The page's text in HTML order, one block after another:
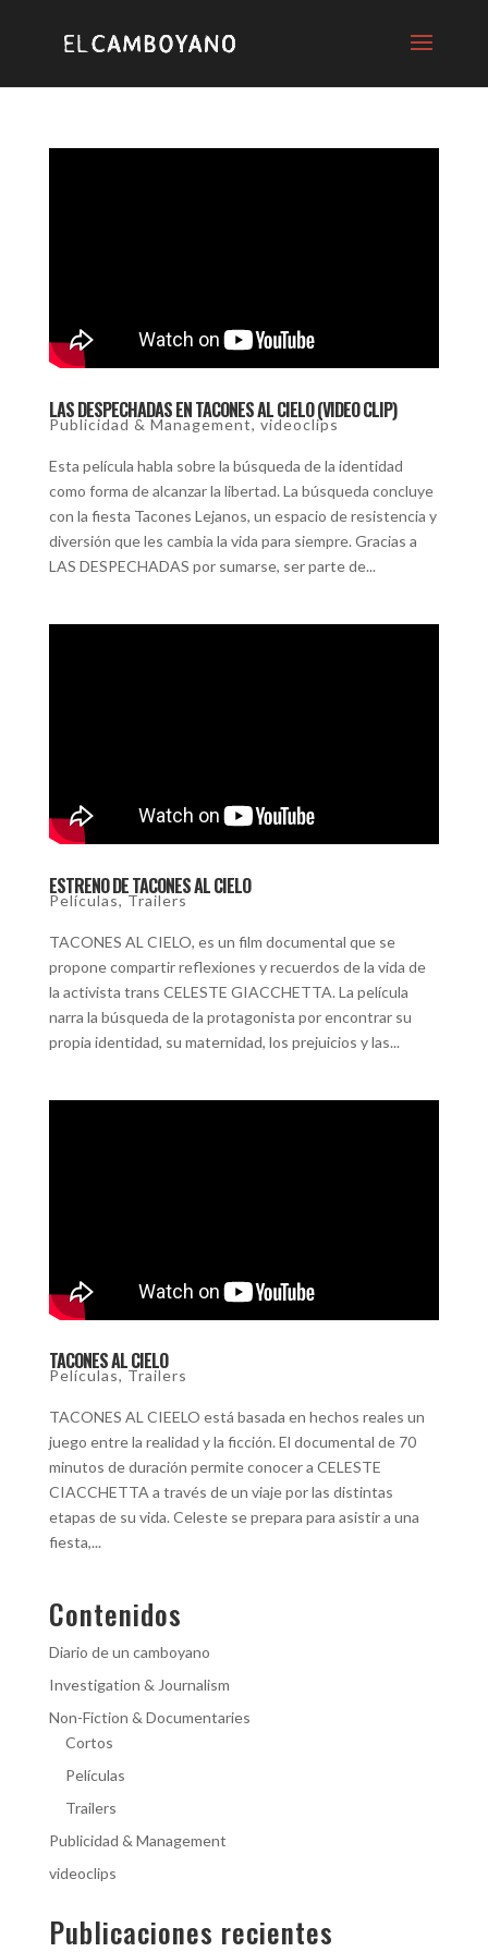
LAS DESPECHADAS EN TACONES AL CIELO (VIDEO CLIP)
Publicidad & Management, videoclips
Esta película habla sobre la búsqueda de la identidad
como forma de alcanzar la libertad. La búsqueda concluye
con la fiesta Tacones Lejanos, un espacio de resistencia y
diversión que les cambia la vida para siempre. Gracias a
LAS DESPECHADAS por sumarse, ser parte de...
ESTRENO DE TACONES AL CIELO
Películas, Trailers
TACONES AL CIELO, es un film documental que se
propone compartir reflexiones y recuerdos de la vida de
la activista trans CELESTE GIACCHETTA. La película
narra la búsqueda de la protagonista por encontrar su
propia identidad, su maternidad, los prejuicios y las...
TACONES AL CIELO
Películas, Trailers
TACONES AL CIEELO está basada en hechos reales un
juego entre la realidad y la ficción. El documental de 70
minutos de duración permite conocer a CELESTE
CIACCHETTA a través de un viaje por las distintas
etapas de su vida. Celeste se prepara para asistir a una
fiesta,...
Contenidos
Diario de un camboyano
Investigation & Journalism
Non-Fiction & Documentaries
Cortos
Películas
Trailers
Publicidad & Management
videoclips
Publicaciones recientes